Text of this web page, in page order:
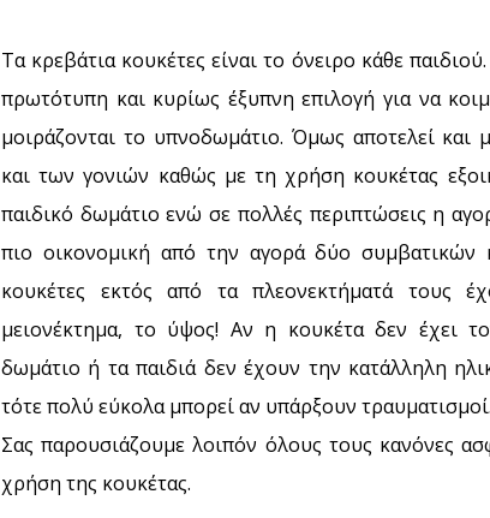
Τα κρεβάτια κουκέτες είναι το όνειρο κάθε
πρωτότυπη και κυρίως έξυπνη επιλογή για να
μοιράζονται το υπνοδωμάτιο. Όμως αποτελεί και
και των γονιών καθώς με τη χρήση κουκέτας
παιδικό δωμάτιο ενώ σε πολλές περιπτώσεις η
πιο οικονομική από την αγορά δύο συμβατικών
κουκέτες εκτός από τα πλεονεκτήματά τους
μειονέκτημα, το ύψος! Αν η κουκέτα δεν έχει
δωμάτιο ή τα παιδιά δεν έχουν την κατάλληλη
τότε πολύ εύκολα μπορεί αν υπάρξουν τραυματισμοί.
Σας παρουσιάζουμε λοιπόν όλους τους κανόνες
χρήση της κουκέτας.